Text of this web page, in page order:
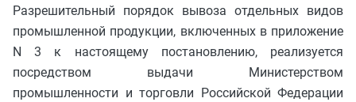
Разрешительный порядок вывоза отдельных видов
промышленной продукции, включенных в приложение
N 3 к настоящему постановлению, реализуется
посредством выдачи Министерством
промышленности и торговли Российской Федерации